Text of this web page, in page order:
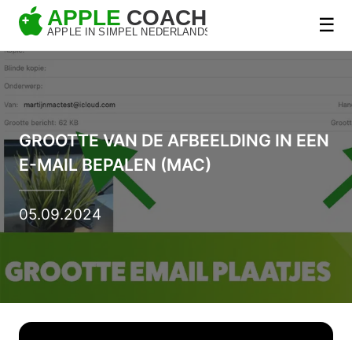
☰
GROOTTE VAN DE AFBEELDING IN EEN
E-MAIL BEPALEN (MAC)
05.09.2024